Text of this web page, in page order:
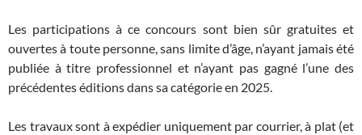
Les participations à ce concours sont bien sûr gratuites et
ouvertes à toute personne, sans limite d’âge, n’ayant jamais été
publiée à titre professionnel et n’ayant pas gagné l’une des
précédentes éditions dans sa catégorie en 2025.
Les travaux sont à expédier uniquement par courrier, à plat (et